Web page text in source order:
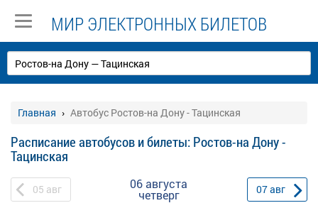
МИР ЭЛЕКТРОННЫХ БИЛЕТОВ
Главная Автобус Ростов-на Дону - Тацинская
Расписание автобусов и билеты: Ростов-на Дону -
Тацинская
05 авг 06 августа
четверг 07авг